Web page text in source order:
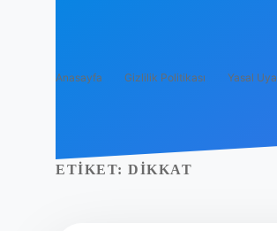
Anasayfa Gizlilik Politikası Yasal
ETIKET: DIKKAT